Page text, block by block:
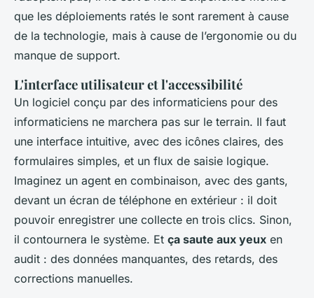
que les déploiements ratés le sont rarement à cause
de la technologie, mais à cause de l’ergonomie ou du
manque de support.
L'interface utilisateur et l'accessibilité
Un logiciel conçu par des informaticiens pour des
informaticiens ne marchera pas sur le terrain. Il faut
une interface intuitive, avec des icônes claires, des
formulaires simples, et un flux de saisie logique.
Imaginez un agent en combinaison, avec des gants,
devant un écran de téléphone en extérieur : il doit
pouvoir enregistrer une collecte en trois clics. Sinon,
il contournera le système. Et ça saute aux yeux en
audit : des données manquantes, des retards, des
corrections manuelles.